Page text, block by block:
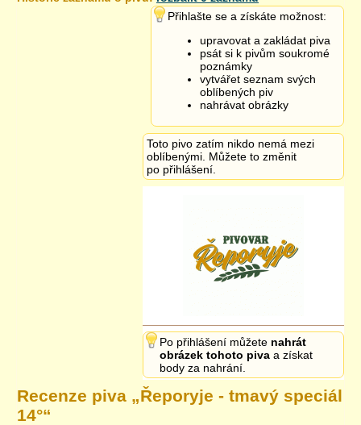
Přihlašte se a získáte možnost:
upravovat a zakládat piva
psát si k pivům soukromé
poznámky
vytvářet seznam svých
oblíbených piv
nahrávat obrázky
Toto pivo zatím nikdo nemá mezi
oblíbenými. Můžete to změnit
po přihlášení.
Po přihlášení můžete nahrát
obrázek tohoto piva a získat
body za nahrání.
Recenze piva „Řeporyje - tmavý speciál
14°“